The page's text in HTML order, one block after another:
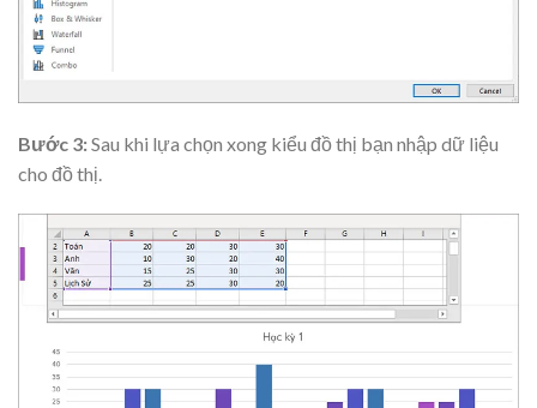
Bước 3:Sau khi lựa chọn xong kiểu đồ thị bạn nhập dữ liệu
cho đồ thị.